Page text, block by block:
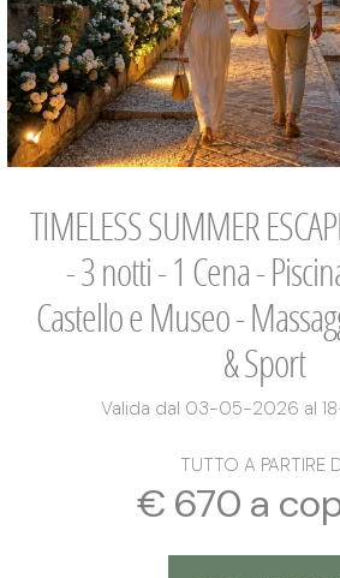
TIMELESS SUMMER
- 3 notti - 1 Cena -
Castello e Museo -
& Sport
Valida dal 03-05-2026 al
TUTTO A PARTIRE
€ 670 a